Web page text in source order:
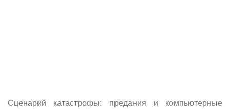
Сценарий катастрофы: предания и компьютерные